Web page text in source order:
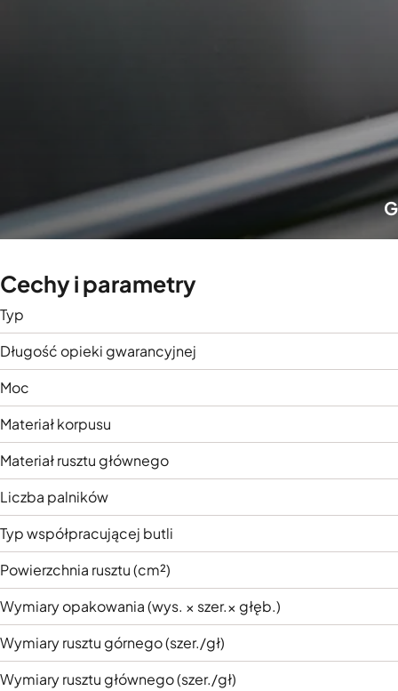
Cechy i parametry
Typ
Długość opieki gwarancyjnej
Moc
Materiał korpusu
Materiał rusztu głównego
Liczba palników
Typ współpracującej butli
Powierzchnia rusztu (cm²)
Wymiary opakowania (wys. × szer.× głęb.)
Wymiary rusztu górnego (szer./gł)
Wymiary rusztu głównego (szer./gł)